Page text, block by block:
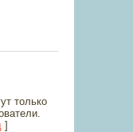
только
]